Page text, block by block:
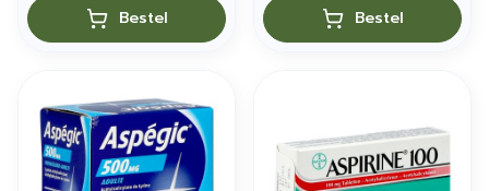
Bestel Bestel